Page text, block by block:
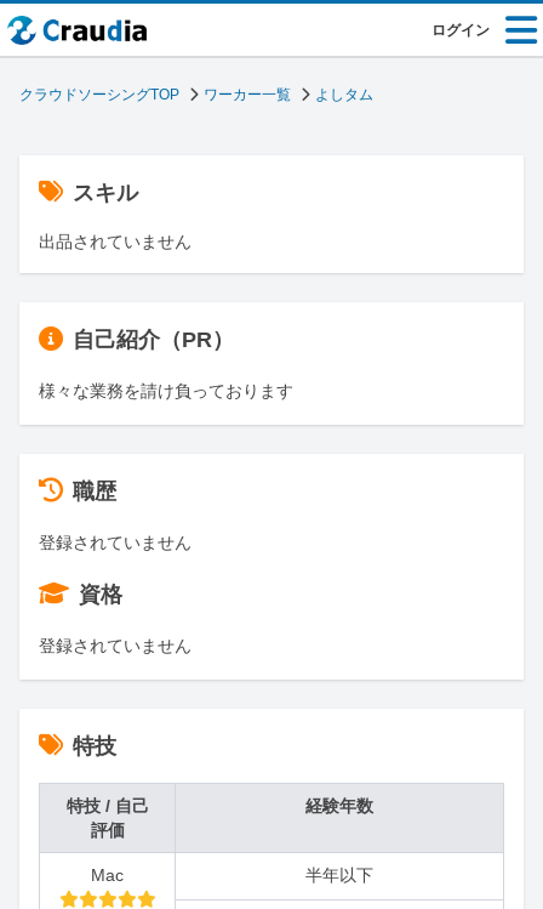
ログイン
クラウドソーシングTOP ワーカー一覧 よしタム
スキル
出品されていません
自己紹介（PR）
様々な業務を請け負っております
職歴
登録されていません
資格
登録されていません
特技
特技 / 自己
評価
経験年数
Mac 半年以下